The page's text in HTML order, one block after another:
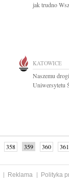
jak trudno
KATOWICE
Naszemu
Uniwersytetu
358 359 360
361
Reklama
Polityka